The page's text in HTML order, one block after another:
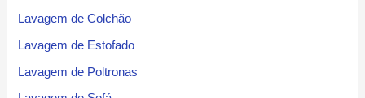
Lavagem de Colchão
Lavagem de Estofado
Lavagem de Poltronas